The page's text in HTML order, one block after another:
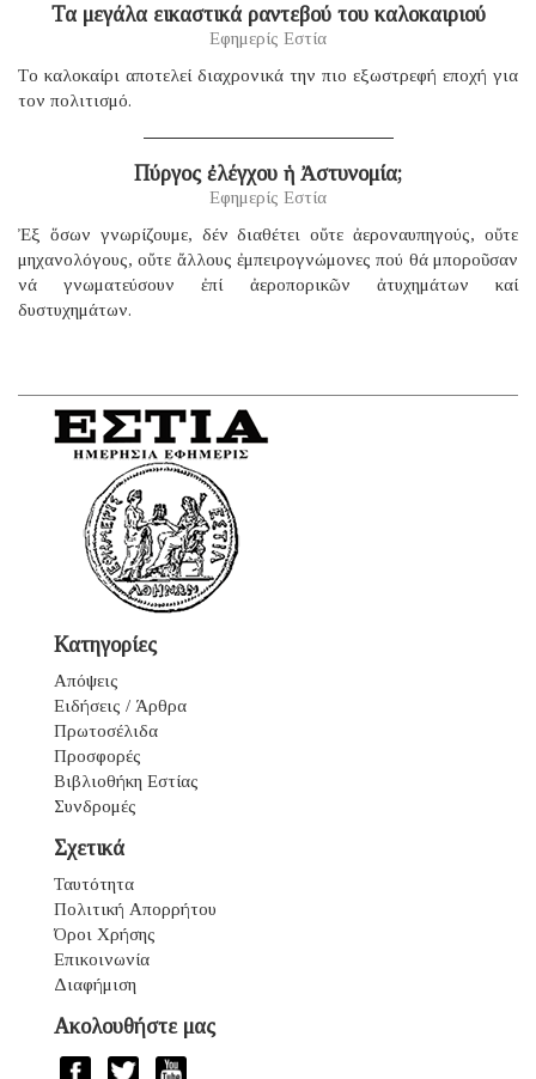
Τα μεγάλα εικαστικά ραντεβού του καλοκαιριού
Εφημερίς Εστία
Tο καλοκαίρι αποτελεί διαχρονικά την πιο εξωστρεφή εποχή για
τον πολιτισμό.
Πύργος ἐλέγχου ἡ Ἀστυνομία;
Εφημερίς Εστία
Ἐξ ὅσων γνωρίζουμε, δέν διαθέτει οὔτε ἀεροναυπηγούς, οὔτε
μηχανολόγους, οὔτε ἄλλους ἐμπειρογνώμονες πού θά μποροῦσαν
νά γνωματεύσουν ἐπί ἀεροπορικῶν ἀτυχημάτων καί
δυστυχημάτων.
Κατηγορίες
Απόψεις
Ειδήσεις / Άρθρα
Πρωτοσέλιδα
Προσφορές
Βιβλιοθήκη Εστίας
Συνδρομές
Σχετικά
Ταυτότητα
Πολιτική Απορρήτου
Όροι Χρήσης
Επικοινωνία
Διαφήμιση
Ακολουθήστε μας